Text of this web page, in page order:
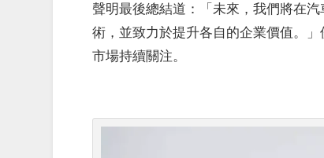
聲明最後總結道：「未來，我們將在
術，並致力於提升各自的企業價值。
市場持續關注。